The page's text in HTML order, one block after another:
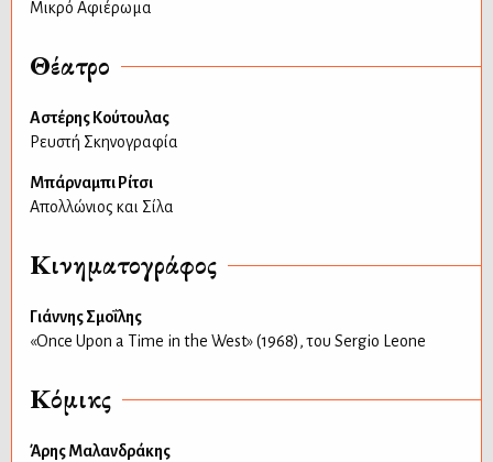
Μικρό Αφιέρωμα
Θέατρο
Αστέρης Κούτουλας
Ρευστή Σκηνογραφία
Μπάρναμπι Ρίτσι
Απολλώνιος και Σίλα
Κινηματογράφος
Γιάννης Σμοΐλης
«Once Upon a Time in the West» (1968), του Sergio Leone
Κόμικς
Άρης Μαλανδράκης